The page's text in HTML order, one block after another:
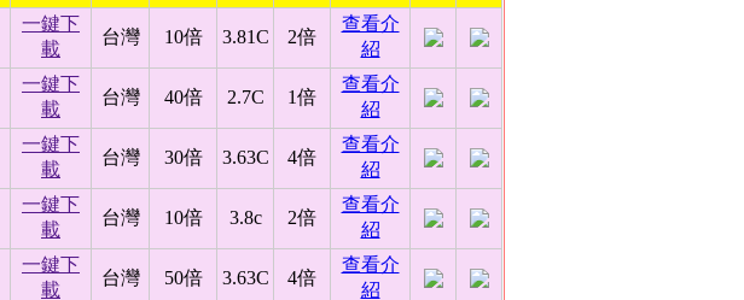
一鍵下
載
台灣 10倍 3.81C 2倍
查看介
紹
一鍵下
載
台灣 40倍 2.7C 1倍
查看介
紹
一鍵下
載
台灣 30倍 3.63C 4倍
查看介
紹
一鍵下
載
台灣 10倍 3.8c 2倍
查看介
紹
一鍵下
載
台灣 50倍 3.63C 4倍
查看介
紹